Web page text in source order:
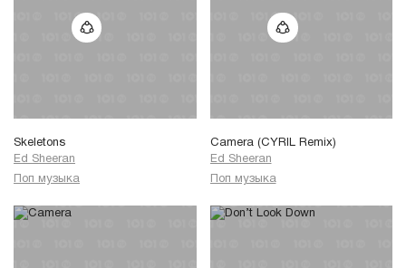
Skeletons
Ed Sheeran
Поп музыка
Camera (CYRIL Remix)
Ed Sheeran
Поп музыка